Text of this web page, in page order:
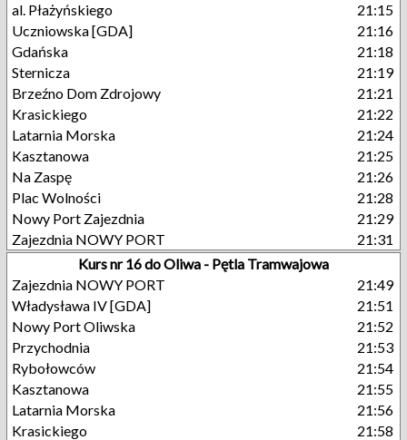
al. Płażyńskiego
21:15
Uczniowska [GDA]
21:16
Gdańska
21:18
Sternicza
21:19
Brzeźno Dom Zdrojowy
21:21
Krasickiego
21:22
Latarnia Morska
21:24
Kasztanowa
21:25
Na Zaspę
21:26
Plac Wolności
21:28
Nowy Port Zajezdnia
21:29
Zajezdnia NOWY PORT
21:31
Kurs nr 16 do Oliwa - Pętla Tramwajowa
Zajezdnia NOWY PORT
21:49
Władysława IV [GDA]
21:51
Nowy Port Oliwska
21:52
Przychodnia
21:53
Rybołowców
21:54
Kasztanowa
21:55
Latarnia Morska
21:56
Krasickiego
21:58